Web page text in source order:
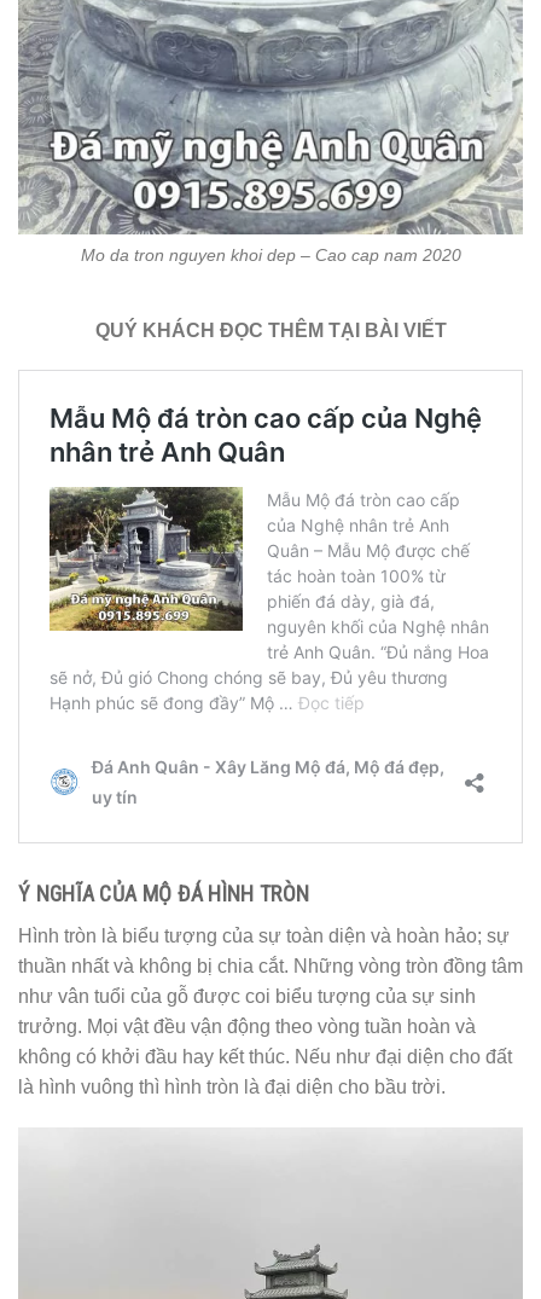
Mo da tron nguyen khoi dep – Cao cap nam 2020
QUÝ KHÁCH ĐỌC THÊM TẠI BÀI VIẾT
Ý NGHĨA CỦA MỘ ĐÁ HÌNH TRÒN
Hình tròn là biểu tượng của sự toàn diện và hoàn hảo; sự
thuần nhất và không bị chia cắt. Những vòng tròn đồng tâm
như vân tuổi của gỗ được coi biểu tượng của sự sinh
trưởng. Mọi vật đều vận động theo vòng tuần hoàn và
không có khởi đầu hay kết thúc. Nếu như đại diện cho đất
là hình vuông thì hình tròn là đại diện cho bầu trời.